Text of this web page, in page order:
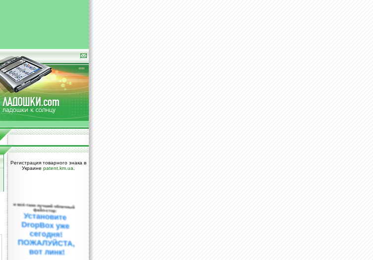
Регистрация товарного знака в
Украине patent.km.ua
и всё-таки лучший облачный
файл-стор:
Установите
DropBox уже
сегодня!
ПОЖАЛУЙСТА,
вот линк!